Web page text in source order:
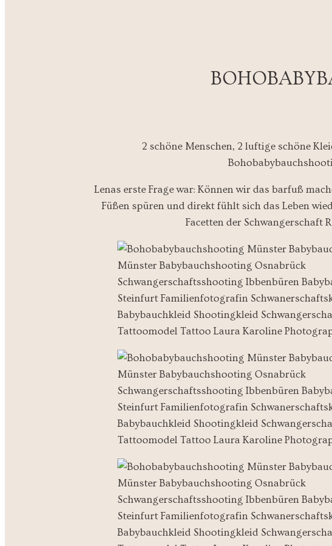
2 schöne Menschen, 2 luftige schöne
Lenas erste Frage war: Können wir das barfuß
Füßen spüren und direkt fühlt sich das Leben
Facetten der Schwangerschaft